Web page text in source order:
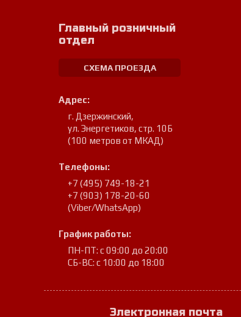
Главный розничный
отдел
СХЕМА ПРОЕЗДА
Адрес:
г. Дзержинский,
ул. Энергетиков, стр. 10Б
(100 метров от МКАД)
Телефоны:
+7 (495) 749-18-21
+7 (903) 178-20-60
(Viber/WhatsApp)
График работы:
ПН-ПТ: с 09:00 до 20:00
СБ-ВС: с 10:00 до 18:00
Электронная почта